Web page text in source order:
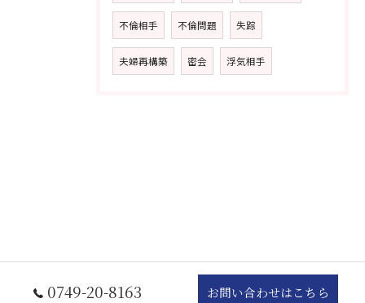
不倫相手 不倫問題 失踪
夫婦再構築 密会 浮気相手
0749-20-8163 お問い合わせはこちら